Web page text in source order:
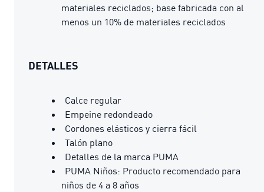
materiales reciclados; base fabricada con al
menos un 10% de materiales reciclados
DETALLES
Calce regular
Empeine redondeado
Cordones elásticos y cierra fácil
Talón plano
Detalles de la marca PUMA
PUMA Niños: Producto recomendado para
niños de 4 a 8 años